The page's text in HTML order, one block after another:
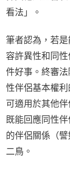
看法」。
筆者認為，若
容許異性和同
件好事。終審
性伴侶基本權
可適用於其他
既能回應同性
的伴侶關係（
二鳥。